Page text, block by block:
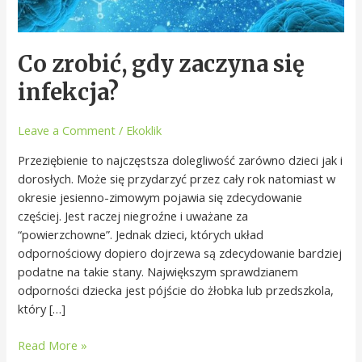
Co zrobić, gdy zaczyna się
infekcja?
Leave a Comment / Ekoklik
Przeziębienie to najczęstsza dolegliwość zarówno dzieci jak i
dorosłych. Może się przydarzyć przez cały rok natomiast w
okresie jesienno-zimowym pojawia się zdecydowanie
częściej. Jest raczej niegroźne i uważane za
“powierzchowne”. Jednak dzieci, których układ
odpornościowy dopiero dojrzewa są zdecydowanie bardziej
podatne na takie stany. Największym sprawdzianem
odporności dziecka jest pójście do żłobka lub przedszkola,
który […]
Read More »